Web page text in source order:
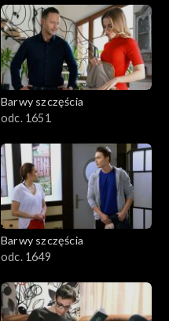
Barwy szczęścia
odc. 1651
Barwy szczęścia
odc. 1649